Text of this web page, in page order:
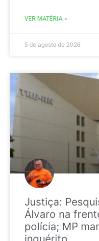
VER MATÉRIA »
5 de agosto de 2026
Justiça:
Álvaro na
polícia; MP